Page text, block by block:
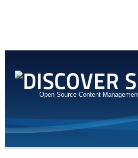
Open Source Content